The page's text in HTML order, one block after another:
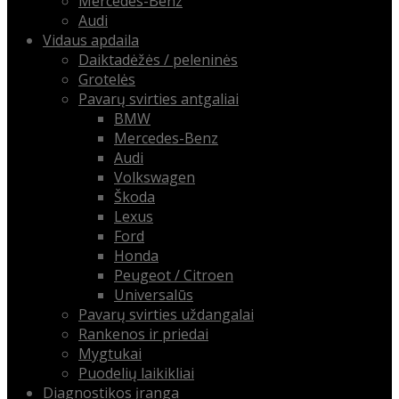
Audi
Vidaus apdaila
Daiktadėžės / peleninės
Grotelės
Pavarų svirties antgaliai
BMW
Mercedes-Benz
Audi
Volkswagen
Škoda
Lexus
Ford
Honda
Peugeot / Citroen
Universalūs
Pavarų svirties uždangalai
Rankenos ir priedai
Mygtukai
Puodelių laikikliai
Diagnostikos įranga